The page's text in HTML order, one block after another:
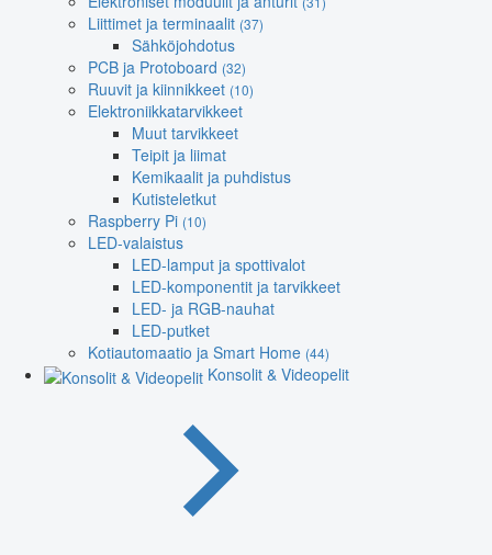
Liittimet ja terminaalit (37)
Sähköjohdotus
PCB ja Protoboard (32)
Ruuvit ja kiinnikkeet (10)
Elektroniikkatarvikkeet
Muut tarvikkeet
Teipit ja liimat
Kemikaalit ja puhdistus
Kutisteletkut
Raspberry Pi (10)
LED-valaistus
LED-lamput ja spottivalot
LED-komponentit ja tarvikkeet
LED- ja RGB-nauhat
LED-putket
Kotiautomaatio ja Smart Home (44)
Konsolit & Videopelit